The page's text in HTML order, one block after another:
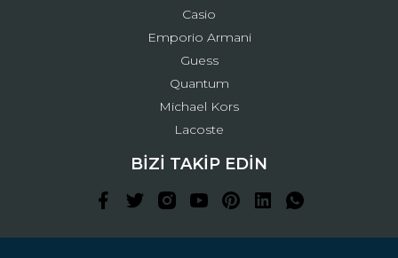
Casio
Emporio Armani
Guess
Quantum
Michael Kors
Lacoste
BİZİ TAKİP EDİN